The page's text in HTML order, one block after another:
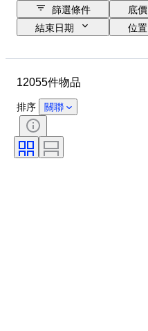
篩選條件 底價
結束日期
位置
狀態
標題
顏色
時代
原件/副本
12055件物品
排序 關聯